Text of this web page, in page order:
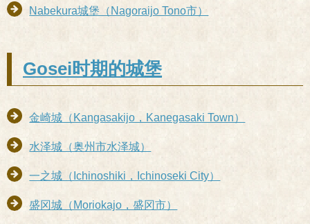
Nabekura城堡（Nagoraijo Tono市）
Gosei时期的城堡
金崎城（Kangasakijo，Kanegasaki Town）
水泽城（奥州市水泽城）
一之城（Ichinoshiki，Ichinoseki City）
盛冈城（Moriokajo，盛冈市）